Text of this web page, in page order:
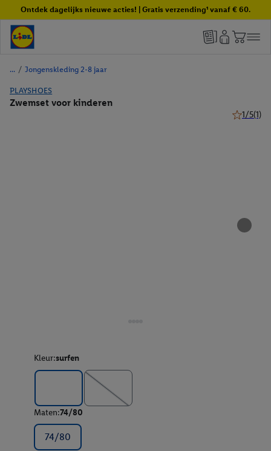
Ontdek dagelijks nieuwe acties! | Gratis verzending¹ vanaf € 60.
/ Jongenskleding 2-8 jaar
PLAYSHOES
Zwemset voor kinderen
1/5(1)
Kleur:surfen
Maten:74/80
74/80